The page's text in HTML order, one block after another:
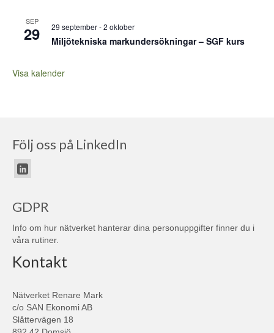
SEP
29 29 september-2 oktober
Miljötekniska markundersökningar – SGF kurs
Visa kalender
Följ oss på LinkedIn
GDPR
Info om hur nätverket hanterar dina personuppgifter finner du i
våra rutiner.
Kontakt
Nätverket Renare Mark
c/o SAN Ekonomi AB
Slåttervägen 18